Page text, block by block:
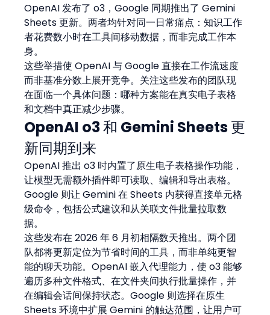
OpenAI 发布了 o3，Google 同期推出了 Gemini
Sheets 更新。两者均针对同一日常痛点：知识工作
者花费数小时在工具间移动数据，而非完成工作本
身。
这些举措使 OpenAI 与 Google 直接在工作流速度
而非基准分数上展开竞争。关注这些发布的团队现
在面临一个具体问题：哪种方案能在真实电子表格
和文档中真正减少步骤。
OpenAI o3 和 Gemini Sheets 更
新同期到来
OpenAI 推出 o3 时内置了原生电子表格操作功能，
让模型无需额外插件即可读取、编辑和导出表格。
Google 则让 Gemini 在 Sheets 内获得直接单元格
级命令，包括公式建议和从关联文件批量拉取数
据。
这些发布在 2026 年 6 月初相隔数天推出。两个团
队都将更新定位为节省时间的工具，而非单纯更智
能的聊天功能。OpenAI 嵌入代理能力，使 o3 能够
遍历多种文件格式、在文件夹间执行批量操作，并
在编辑会话间保持状态。Google 则选择在原生
Sheets 环境中扩展 Gemini 的触达范围，让用户可